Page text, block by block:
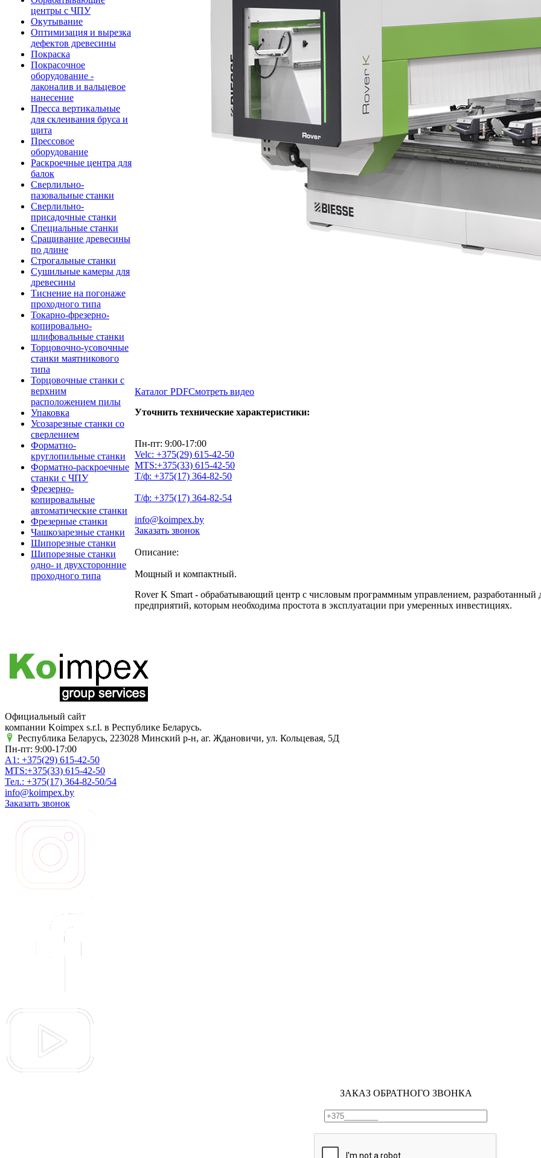
центры с ЧПУ
Окутывание
Оптимизация и вырезка
дефектов древесины
Покраска
Покрасочное
оборудование -
лаконалив и вальцевое
нанесение
Пресса вертикальные
для склеивания бруса и
щита
Прессовое
оборудование
Раскроечные центра для
балок
Сверлильно-
пазовальные станки
Сверлильно-
присадочные станки
Специальные станки
Сращивание древесины
по длине
Строгальные станки
Сушильные камеры для
древесины
Тиснение на погонаже
проходного типа
Токарно-фрезерно-
копировально-
шлифовальные станки
Торцовочно-усовочные
станки маятникового
типа
Торцовочные станки с
верхним
расположением пилы
Упаковка
Усозарезные станки со
сверлением
Форматно-
круглопильные станки
Форматно-раскроечные
станки с ЧПУ
Фрезерно-
копировальные
автоматические станки
Фрезерные станки
Чашкозарезные станки
Шипорезные станки
Шипорезные станки
одно- и двухсторонние
проходного типа
Каталог PDFСмотреть видео
Уточнить технические характеристики:
Пн-пт: 9:00-17:00
Velc: +375(29) 615-42-50
MTS:+375(33) 615-42-50
Т/ф: +375(17) 364-82-50
Т/ф: +375(17) 364-82-54
info@koimpex.by
Заказать звонок
Описание:
Мощный и компактный.
Rover K Smart - обрабатывающий центр с числовым программным управлением,
предприятий, которым необходима простота в эксплуатации при умеренных инвестициях.
Официальный сайт
компании Koimpex s.r.l. в Республике Беларусь.
Республика Беларусь, 223028 Минский р-н, аг. Ждановичи, ул. Кольцевая, 5Д
Пн-пт: 9:00-17:00
A1: +375(29) 615-42-50
MTS:+375(33) 615-42-50
Тел.: +375(17) 364-82-50/54
info@koimpex.by
Заказать звонок
ЗАКАЗ ОБРАТНОГО ЗВОНКА